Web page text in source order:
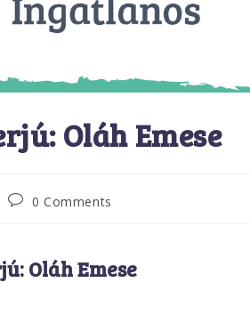
Oláh Emese
Post0 Comments
Oláh Emese